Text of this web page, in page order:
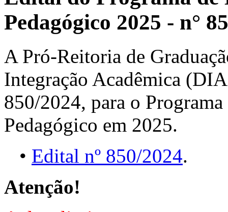
Pedagógico 2025 - n°
A Pró-Reitoria de
Integração Acadêmica
850/2024, para o
Pedagógico em 2025.
• Edital nº 850/2024.
Atenção!